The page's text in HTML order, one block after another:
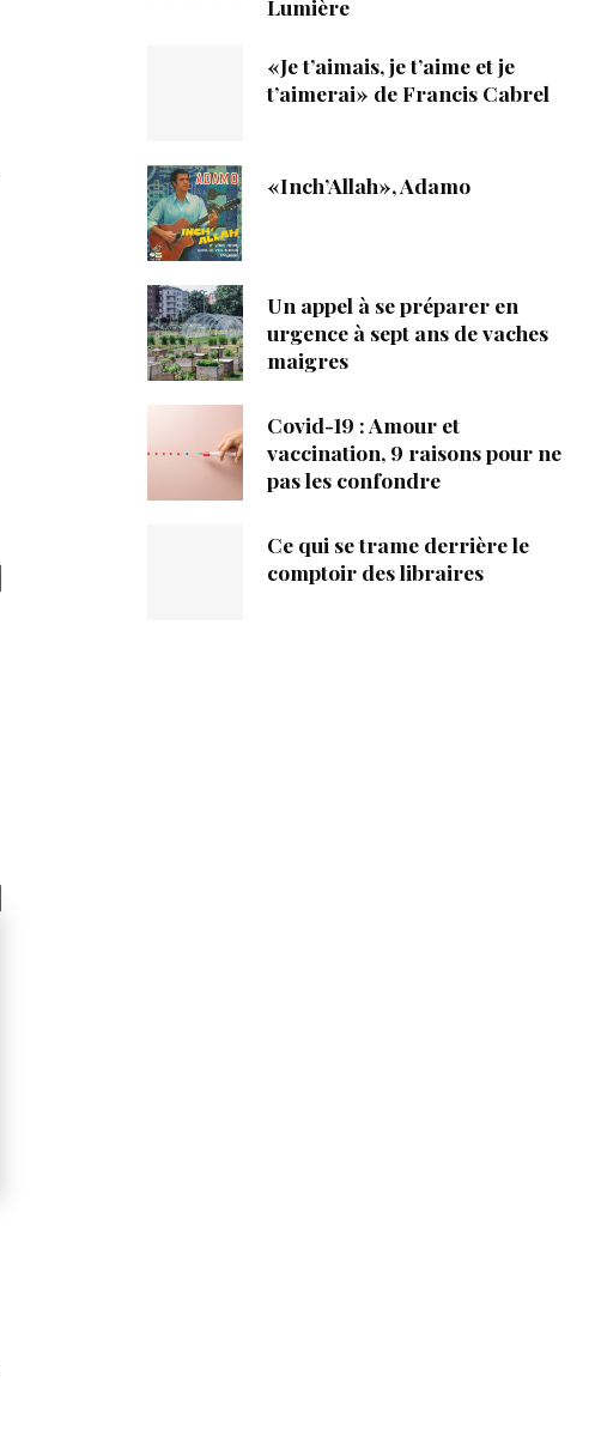
Lumière
«Je t’aimais, je t’aime et je
t’aimerai» de Francis Cabrel
«Inch’Allah», Adamo
Un appel à se préparer en
urgence à sept ans de vaches
maigres
Covid-19 : Amour et
vaccination, 9 raisons pour ne
pas les confondre
Ce qui se trame derrière le
comptoir des libraires